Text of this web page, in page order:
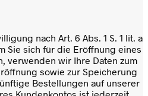
nach Art. 6 Abs. 1 S. 1 lit. a
Sie sich für die Eröffnung eines
verwenden wir Ihre Daten zum
sowie zur Speicherung
Bestellungen auf unserer